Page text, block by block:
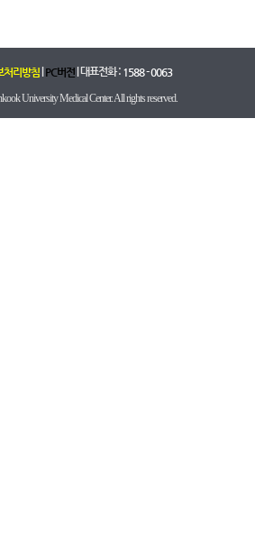
처리방침|PC버전| 대표전화 : 1588 - 0063
University Medical Center. All rights reserved.